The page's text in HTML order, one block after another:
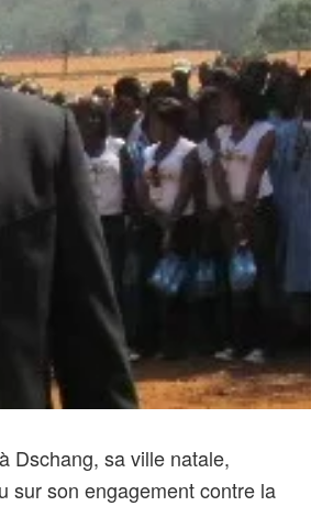
Dschang, sa ville natale,
sur son engagement contre la